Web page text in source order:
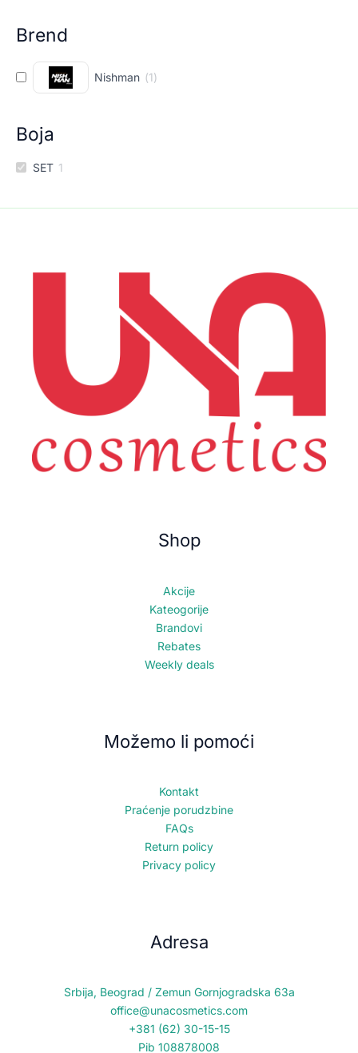
Brend
Nishman (1)
Boja
SET 1
Shop
Akcije
Kateogorije
Brandovi
Rebates
Weekly deals
Možemo li pomoći
Kontakt
Praćenje porudzbine
FAQs
Return policy
Privacy policy
Adresa
Srbija, Beograd / Zemun Gornjogradska 63a
office@unacosmetics.com
+381 (62) 30-15-15
Pib 108878008